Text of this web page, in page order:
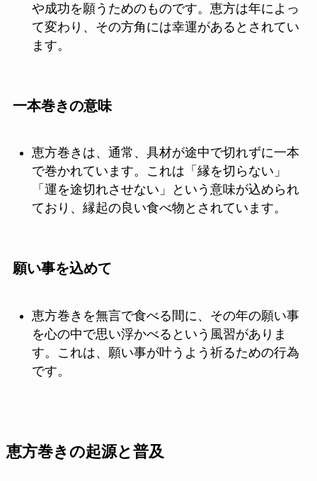
や成功を願うためのものです。恵方は年によっ
て変わり、その方角には幸運があるとされてい
ます。
一本巻きの意味
恵方巻きは、通常、具材が途中で切れずに一本
で巻かれています。これは「縁を切らない」
「運を途切れさせない」という意味が込められ
ており、縁起の良い食べ物とされています。
願い事を込めて
恵方巻きを無言で食べる間に、その年の願い事
を心の中で思い浮かべるという風習がありま
す。これは、願い事が叶うよう祈るための行為
です。
恵方巻きの起源と普及